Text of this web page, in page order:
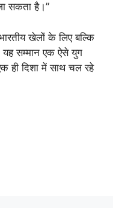
सकता है।”
खेलों के लिए बल्कि
यह सम्मान एक ऐसे युग
ही दिशा में साथ चल रहे